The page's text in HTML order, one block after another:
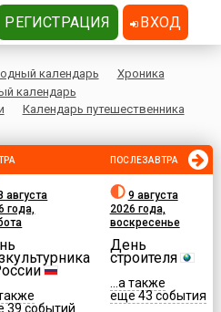
календарь
Хроника
календарь
Календарь путешественника
августа
года,
также
39 событий
ПОСЛЕЗАВТРА
9 августа
2026 года,
воскресенье
День
строителя
...а также
еще 43 события
РЕГИСТРАЦИЯ ВХОД